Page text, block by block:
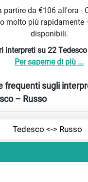
da €106 all'ora ·
molto più rapidamente
disponibili.
interpreti su 22
Per saperne di più ...
frequenti sugli
– Russo
Tedesco <-> Russo